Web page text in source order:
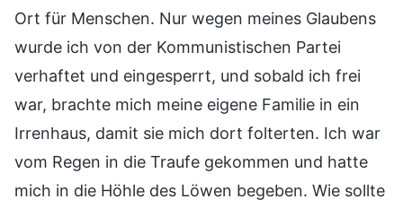
Ort für Menschen. Nur wegen meines Glaubens
wurde ich von der Kommunistischen Partei
verhaftet und eingesperrt, und sobald ich frei
war, brachte mich meine eigene Familie in ein
Irrenhaus, damit sie mich dort folterten. Ich war
vom Regen in die Traufe gekommen und hatte
mich in die Höhle des Löwen begeben. Wie sollte